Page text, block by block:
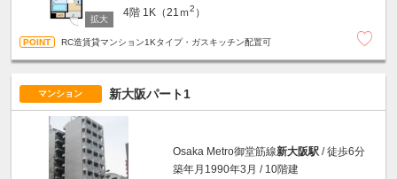
4階 1K（21ｍ2 ）
RC造賃貸マンション1Kタイプ・ガスキッチン配置可
マンション 新大阪パート1
Osaka Metro御堂筋線新大阪駅 / 徒歩6分
築年月1990年3月 / 10階建